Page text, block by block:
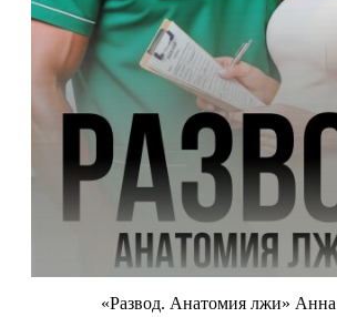
«Развод. Анатомия лжи»